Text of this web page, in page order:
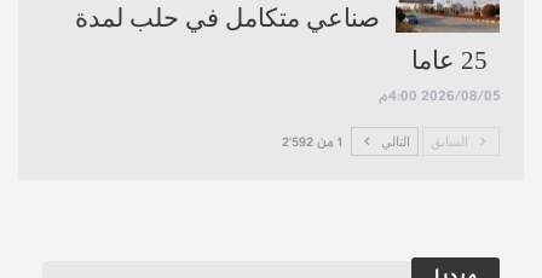
صناعي متكامل في حلب لمدة
25 عاما
2026/08/05 4:00م
السابق التالي 1 من 2٬592